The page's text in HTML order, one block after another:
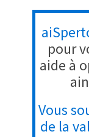
pour
aide à
Vous
de la